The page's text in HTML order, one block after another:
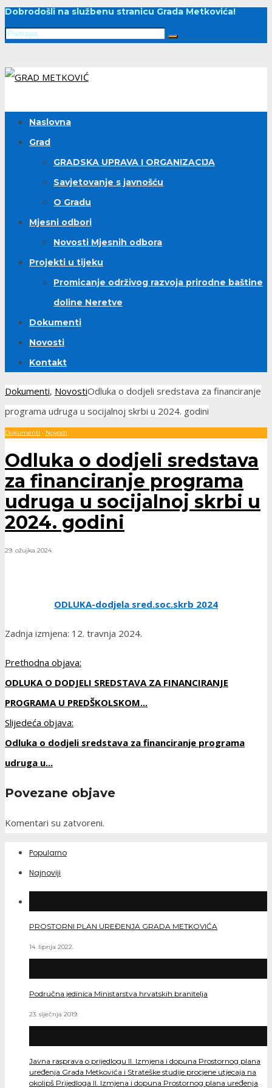
Dobrodošli na službenu stranicu Grada Metkovića!
Naslovna
Grad
GRADSKA UPRAVA I ORGANIZACIJA
Savjetovanje s javnošću
O Gradu
Mjesni odbori
Novosti Mjesnih odbora
Projekti u tijeku
Promicanje održivog razvoja prirodne baštine
doline Neretve
Dokumenti
Novosti
Kontakt
Dokumenti, NovostiOdluka o dodjeli sredstava za financiranje
programa udruga u socijalnoj skrbi u 2024. godini
Dokumenti • Novosti
Odluka o dodjeli sredstava
za financiranje programa
udruga u socijalnoj skrbi u
2024. godini
29. ožujka 2024.
ODLUKA-dodjela sred.soc.skrb 2024
Zadnja izmjena: 12. travnja 2024.
Prethodna objava:
ODLUKA O DODJELI SREDSTAVA ZA FINANCIRANJE
PROGRAMA U PREDŠKOLSKOM...
Slijedeća objava:
Odluka o dodjeli sredstava za financiranje programa
udruga u...
Povezane objave
Komentari su zatvoreni.
Popularno
Najnoviji
PROSTORNI PLAN UREĐENJA GRADA METKOVIĆA
14. lipnja 2022.
Područna jedinica Ministarstva hrvatskih branitelja
23. siječnja 2019.
Javna rasprava o prijedlogu II. Izmjena i dopuna Prostornog plana
uređenja Grada Metkovića i Strateške studije procjene utjecaja na
okolipš Prijedloga II. Izmjena i dopuna Prostornog plana uređenja